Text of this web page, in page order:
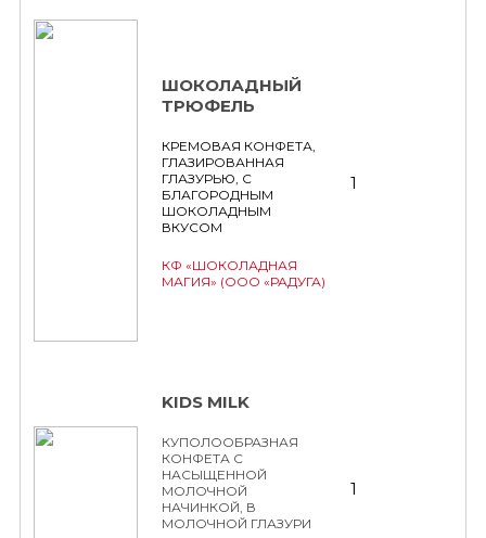
ШОКОЛАДНЫЙ
ТРЮФЕЛЬ
КРЕМОВАЯ КОНФЕТА,
ГЛАЗИРОВАННАЯ
ГЛАЗУРЬЮ, С
БЛАГОРОДНЫМ
ШОКОЛАДНЫМ
ВКУСОМ
КФ «ШОКОЛАДНАЯ
МАГИЯ» (ООО «РАДУГА)
1
KIDS MILK
КУПОЛООБРАЗНАЯ
КОНФЕТА С
НАСЫЩЕННОЙ
МОЛОЧНОЙ
НАЧИНКОЙ, В
МОЛОЧНОЙ ГЛАЗУРИ
1